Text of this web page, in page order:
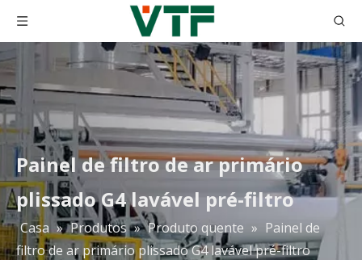
Painel de filtro de ar primário
plissado G4 lavável pré-filtro
Casa » Produtos » Produto quente » Painel de
filtro de ar primário plissado G4 lavável pré-filtro